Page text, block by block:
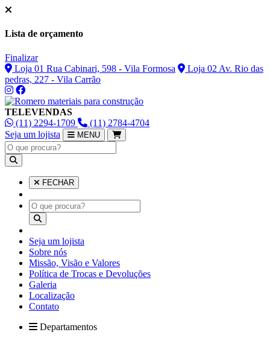
Lista de orçamento
Finalizar
Loja 01 Rua Cabinari, 598 - Vila Formosa
Loja 02 Av. Rio das
pedras, 227 - Vila Carrão
TELEVENDAS
(11) 2294-1709
(11) 2784-4704
Seja um lojista
MENU
FECHAR
Seja um lojista
Sobre nós
Missão, Visão e Valores
Política de Trocas e Devoluções
Galeria
Localização
Contato
Departamentos